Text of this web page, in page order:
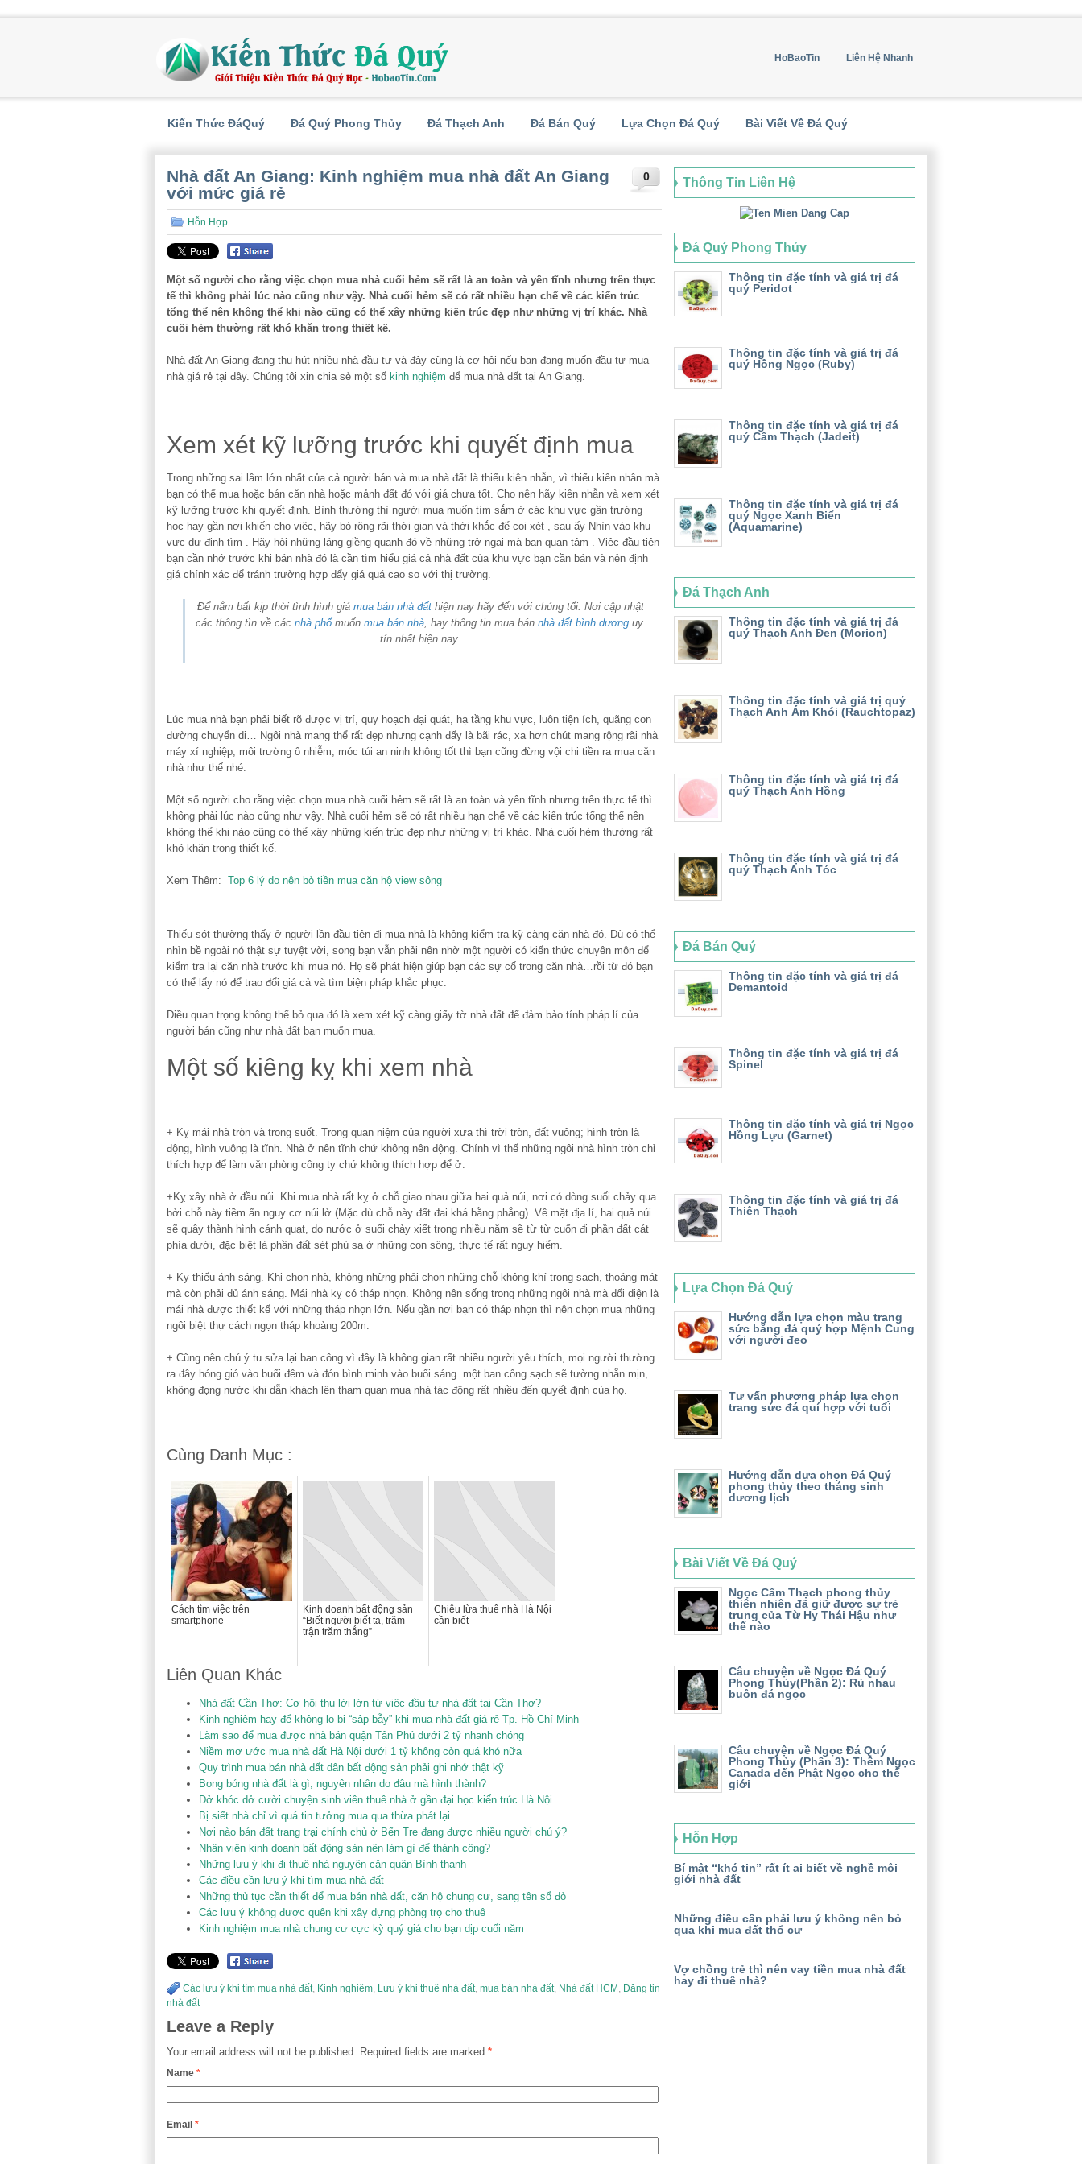
HoBaoTin Liên Hệ Nhanh
Kiến Thức ĐáQuý Đá Quý Phong Thủy Đá Thạch Anh Đá Bán Quý Lựa Chọn Đá Quý Bài Viết Về Đá Quý
0
Nhà đất An Giang: Kinh nghiệm mua nhà đất An Giang
với mức giá rẻ
Hỗn Hợp
Một số người cho rằng việc chọn mua nhà cuối hẻm sẽ rất là an toàn và yên tĩnh nhưng trên thực
tế thì không phải lúc nào cũng như vậy. Nhà cuối hẻm sẽ có rất nhiều hạn chế về các kiến trúc
tổng thể nên không thể khi nào cũng có thể xây những kiến trúc đẹp như những vị trí khác. Nhà
cuối hẻm thường rất khó khăn trong thiết kế.
Nhà đất An Giang đang thu hút nhiều nhà đầu tư và đây cũng là cơ hội nếu bạn đang muốn đầu tư mua
nhà giá rẻ tại đây. Chúng tôi xin chia sẻ một số kinh nghiệm để mua nhà đất tại An Giang.
Xem xét kỹ lưỡng trước khi quyết định mua
Trong những sai lầm lớn nhất của cả người bán và mua nhà đất là thiếu kiên nhẫn, vì thiếu kiên nhân mà
bạn có thể mua hoặc bán căn nhà hoặc mảnh đất đó với giá chưa tốt. Cho nên hãy kiên nhẫn và xem xét
kỹ lưỡng trước khi quyết định. Bình thường thì người mua muốn tìm sắm ở các khu vực gần trường
học hay gần nơi khiến cho việc, hãy bỏ rộng rãi thời gian và thời khắc để coi xét , sau ấy Nhìn vào khu
vực dự định tìm . Hãy hỏi những láng giềng quanh đó về những trở ngại mà bạn quan tâm . Việc đầu tiên
bạn cần nhớ trước khi bán nhà đó là cần tìm hiểu giá cả nhà đất của khu vực bạn cần bán và nên định
giá chính xác để tránh trường hợp đẩy giá quá cao so với thị trường.
Để nắm bất kịp thời tình hình giá mua bán nhà đất hiện nay hãy đến với chúng tối. Nơi cập nhật
các thông tìn về các nhà phốmuốn mua bán nhà, hay thông tin mua bán nhà đất bình dươnguy
tín nhất hiện nay
Lúc mua nhà bạn phải biết rõ được vị trí, quy hoạch đại quát, hạ tầng khu vực, luôn tiện ích, quãng con
đường chuyển di… Ngôi nhà mang thể rất đẹp nhưng cạnh đấy là bãi rác, xa hơn chút mang rộng rãi nhà
máy xí nghiệp, môi trường ô nhiễm, móc túi an ninh không tốt thì bạn cũng đừng vội chi tiền ra mua căn
nhà như thế nhé.
Một số người cho rằng việc chọn mua nhà cuối hẻm sẽ rất là an toàn và yên tĩnh nhưng trên thực tế thì
không phải lúc nào cũng như vậy. Nhà cuối hẻm sẽ có rất nhiều hạn chế về các kiến trúc tổng thể nên
không thể khi nào cũng có thể xây những kiến trúc đẹp như những vị trí khác. Nhà cuối hẻm thường rất
khó khăn trong thiết kế.
Xem Thêm: Top 6 lý do nên bỏ tiền mua căn hộ view sông
Thiếu sót thường thấy ở người lần đầu tiên đi mua nhà là không kiểm tra kỹ càng căn nhà đó. Dù có thể
nhìn bề ngoài nó thật sự tuyệt vời, song bạn vẫn phải nên nhờ một người có kiến thức chuyên môn để
kiểm tra lại căn nhà trước khi mua nó. Họ sẽ phát hiện giúp bạn các sự cố trong căn nhà…rồi từ đó bạn
có thể lấy nó để trao đổi giá cả và tìm biện pháp khắc phục.
Điều quan trọng không thể bỏ qua đó là xem xét kỹ càng giấy tờ nhà đất để đảm bảo tính pháp lí của
người bán cũng như nhà đất bạn muốn mua.
Một số kiêng kỵ khi xem nhà
+ Kỵ mái nhà tròn và trong suốt. Trong quan niệm của người xưa thì trời tròn, đất vuông; hình tròn là
động, hình vuông là tĩnh. Nhà ở nên tĩnh chứ không nên động. Chính vì thế những ngôi nhà hình tròn chỉ
thích hợp để làm văn phòng công ty chứ không thích hợp để ở.
+Kỵ xây nhà ở đầu núi. Khi mua nhà rất kỵ ở chỗ giao nhau giữa hai quả núi, nơi có dòng suối chảy qua
bởi chỗ này tiềm ẩn nguy cơ núi lở (Mặc dù chỗ này đất đai khá bằng phẳng). Về mặt địa lí, hai quả núi
sẽ quây thành hình cánh quạt, do nước ở suối chảy xiết trong nhiều năm sẽ từ từ cuốn đi phần đất cát
phía dưới, đặc biệt là phần đất sét phù sa ở những con sông, thực tế rất nguy hiểm.
+ Kỵ thiếu ánh sáng. Khi chọn nhà, không những phải chọn những chỗ không khí trong sạch, thoáng mát
mà còn phải đủ ánh sáng. Mái nhà kỵ có tháp nhọn. Không nên sống trong những ngôi nhà mà đối diện là
mái nhà được thiết kế với những tháp nhọn lớn. Nếu gần nơi bạn có tháp nhọn thì nên chọn mua những
ngôi biệt thự cách ngọn tháp khoảng 200m.
+ Cũng nên chú ý tu sửa lại ban công vì đây là không gian rất nhiều người yêu thích, mọi người thường
ra đây hóng gió vào buổi đêm và đón bình minh vào buổi sáng. một ban công sạch sẽ tường nhẵn mịn,
không đọng nước khi dẫn khách lên tham quan mua nhà tác động rất nhiều đến quyết định của họ.
Cùng Danh Mục :
Cách tìm việc trên
smartphone
Kinh doanh bất động sản
“Biết người biết ta, trăm
trận trăm thắng”
Chiêu lừa thuê nhà Hà Nội
cần biết
Liên Quan Khác
Nhà đất Cần Thơ: Cơ hội thu lời lớn từ việc đầu tư nhà đất tại Cần Thơ?
Kinh nghiệm hay để không lo bị “sập bẫy” khi mua nhà đất giá rẻ Tp. Hồ Chí Minh
Làm sao để mua được nhà bán quận Tân Phú dưới 2 tỷ nhanh chóng
Niềm mơ ước mua nhà đất Hà Nội dưới 1 tỷ không còn quá khó nữa
Quy trình mua bán nhà đất dân bất động sản phải ghi nhớ thật kỹ
Bong bóng nhà đất là gì, nguyên nhân do đâu mà hình thành?
Dở khóc dở cười chuyện sinh viên thuê nhà ở gần đại học kiến trúc Hà Nội
Bị siết nhà chỉ vì quá tin tưởng mua qua thừa phát lại
Nơi nào bán đất trang trại chính chủ ở Bến Tre đang được nhiều người chú ý?
Nhân viên kinh doanh bất động sản nên làm gì để thành công?
Những lưu ý khi đi thuê nhà nguyên căn quận Bình thạnh
Các điều cần lưu ý khi tìm mua nhà đất
Những thủ tục cần thiết để mua bán nhà đất, căn hộ chung cư, sang tên sổ đỏ
Các lưu ý không được quên khi xây dựng phòng trọ cho thuê
Kinh nghiệm mua nhà chung cư cực kỳ quý giá cho bạn dịp cuối năm
Các lưu ý khi tìm mua nhà đất, Kinh nghiệm, Lưu ý khi thuê nhà đất, mua bán nhà đất, Nhà đất HCM , Đăng tin
nhà đất
Leave a Reply
Your email address will not be published. Required fields are marked *
Name *
Email *
Thông Tin Liên Hệ
Đá Quý Phong Thủy
Thông tin đặc tính và giá trị đá
quý Peridot
Thông tin đặc tính và giá trị đá
quý Hồng Ngọc (Ruby)
Thông tin đặc tính và giá trị đá
quý Cẩm Thạch (Jadeit)
Thông tin đặc tính và giá trị đá
quý Ngọc Xanh Biển
(Aquamarine)
Đá Thạch Anh
Thông tin đặc tính và giá trị đá
quý Thạch Anh Đen (Morion)
Thông tin đặc tính và giá trị quý
Thạch Anh Ám Khói (Rauchtopaz)
Thông tin đặc tính và giá trị đá
quý Thạch Anh Hồng
Thông tin đặc tính và giá trị đá
quý Thạch Anh Tóc
Đá Bán Quý
Thông tin đặc tính và giá trị đá
Demantoid
Thông tin đặc tính và giá trị đá
Spinel
Thông tin đặc tính và giá trị Ngọc
Hồng Lựu (Garnet)
Thông tin đặc tính và giá trị đá
Thiên Thạch
Lựa Chọn Đá Quý
Hướng dẫn lựa chọn màu trang
sức bằng đá quý hợp Mệnh Cung
với người đeo
Tư vấn phương pháp lựa chọn
trang sức đá quí hợp với tuổi
Hướng dẫn dựa chọn Đá Quý
phong thủy theo tháng sinh
dương lịch
Bài Viết Về Đá Quý
Ngọc Cẩm Thạch phong thủy
thiên nhiên đã giữ được sự trẻ
trung của Từ Hy Thái Hậu như
thế nào
Câu chuyện về Ngọc Đá Quý
Phong Thủy(Phần 2): Rủ nhau
buôn đá ngọc
Câu chuyện về Ngọc Đá Quý
Phong Thủy (Phần 3): Thềm Ngọc
Canada đến Phật Ngọc cho thế
giới
Hỗn Hợp
Bí mật “khó tin” rất ít ai biết về nghề môi
giới nhà đất
Những điều cần phải lưu ý không nên bỏ
qua khi mua đất thổ cư
Vợ chồng trẻ thì nên vay tiền mua nhà đất
hay đi thuê nhà?